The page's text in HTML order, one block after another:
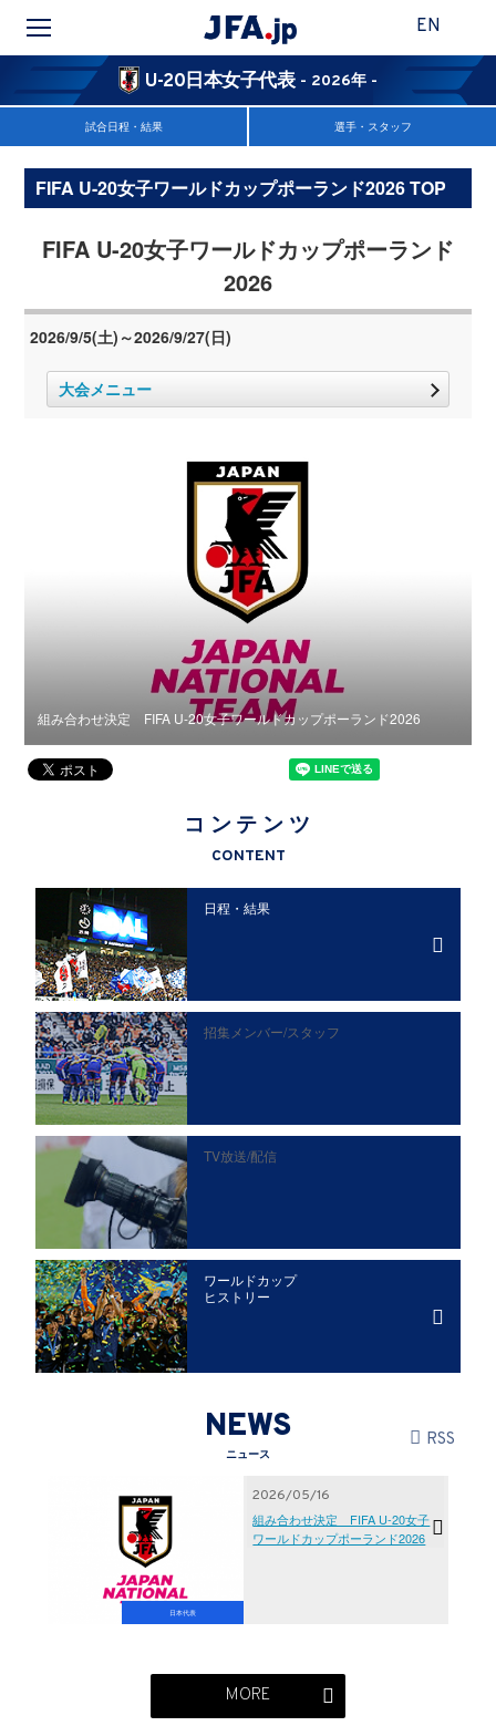
EN
U-20日本女子代表 - 2026年 -
試合日程・結果 選手・スタッフ
FIFA U-20女子ワールドカップポーランド2026 TOP
FIFA U-20女子ワールドカップポーランド
2026
2026/9/5(土)～2026/9/27(日)
大会メニュー
組み合わせ決定 FIFA U-20女子ワールドカップポーランド2026
コンテンツ
CONTENT
日程・結果
招集メンバー/スタッフ
TV放送/配信
ワールドカップ
ヒストリー
NEWS
ニュース
RSS
日本代表
2026/05/16
組み合わせ決定 FIFA U-20女子
ワールドカップポーランド2026
MORE